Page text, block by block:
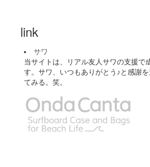
link
サワ
当サイトは、リアル友人サワの支援で
す。サワ、いつもありがとう♪と感謝
てみる。笑。